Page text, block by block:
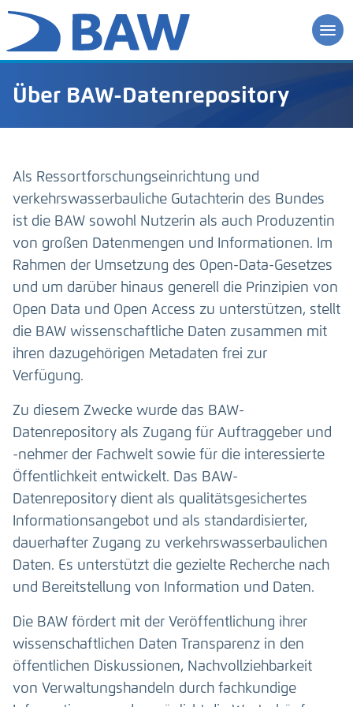
Über BAW-Datenrepository
Als Ressortforschungseinrichtung und
verkehrswasserbauliche Gutachterin des Bundes
ist die BAW sowohl Nutzerin als auch Produzentin
von großen Datenmengen und Informationen. Im
Rahmen der Umsetzung des Open-Data-Gesetzes
und um darüber hinaus generell die Prinzipien von
Open Data und Open Access zu unterstützen, stellt
die BAW wissenschaftliche Daten zusammen mit
ihren dazugehörigen Metadaten frei zur
Verfügung.
Zu diesem Zwecke wurde das BAW-
Datenrepository als Zugang für Auftraggeber und
-nehmer der Fachwelt sowie für die interessierte
Öffentlichkeit entwickelt. Das BAW-
Datenrepository dient als qualitätsgesichertes
Informationsangebot und als standardisierter,
dauerhafter Zugang zu verkehrswasserbaulichen
Daten. Es unterstützt die gezielte Recherche nach
und Bereitstellung von Information und Daten.
Die BAW fördert mit der Veröffentlichung ihrer
wissenschaftlichen Daten Transparenz in den
öffentlichen Diskussionen, Nachvollziehbarkeit
von Verwaltungshandeln durch fachkundige